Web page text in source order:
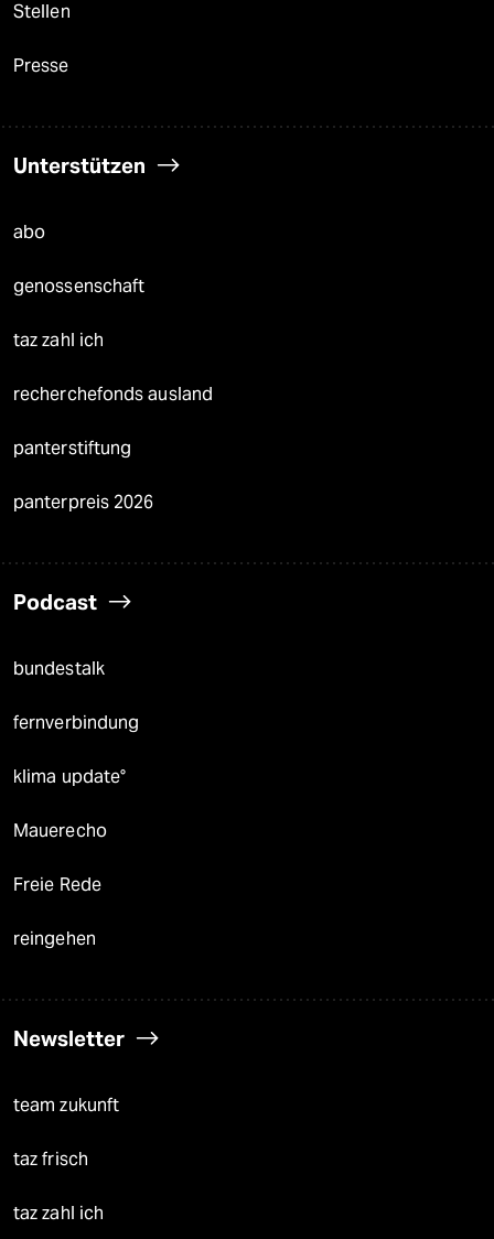
Stellen
Presse
Unterstützen
abo
genossenschaft
taz zahl ich
recherchefonds ausland
panterstiftung
panterpreis 2026
Podcast
bundestalk
fernverbindung
klima update°
Mauerecho
Freie Rede
reingehen
Newsletter
team zukunft
taz frisch
taz zahl ich